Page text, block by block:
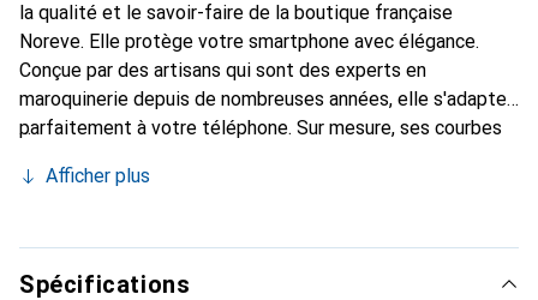
la qualité et le savoir-faire de la boutique française
Noreve. Elle protège votre smartphone avec élégance.
Conçue par des artisans qui sont des experts en
maroquinerie depuis de nombreuses années, elle s'adapte
parfaitement à votre téléphone. Sur mesure, ses courbes
devient l'accessoire chic et indispensable pour votre
produits de haute qualité, la marque Noreve est un choix
sûr pour une clientèle exigeante.
Afficher plus
Spécifications